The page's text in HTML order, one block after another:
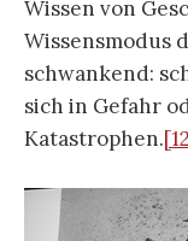
Welt ein Volk
Woche an Bord
Kaiser vom
Thronfolger
Nationalisten.
Nordlandreise